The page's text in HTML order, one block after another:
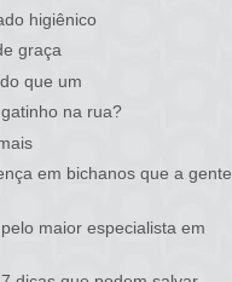
higiênico
graça
que um
na rua?
em bichanos que a gente
maior especialista em